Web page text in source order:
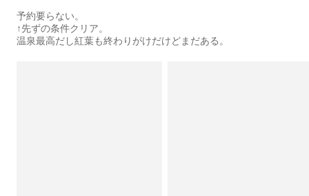
予約要らない。
↑先ずの条件クリア。
温泉最高だし紅葉も終わりがけだけどまだある。